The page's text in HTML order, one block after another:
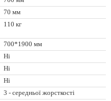
70 мм
110 кг
700*1900 мм
Ні
Ні
Ні
3 - середньої жорсткості